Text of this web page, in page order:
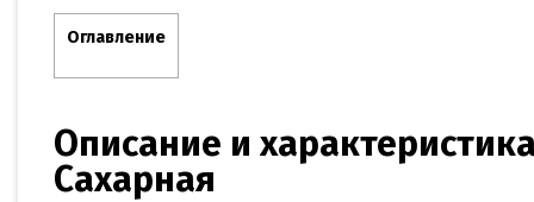
Оглавление
Описание и
Сахарная